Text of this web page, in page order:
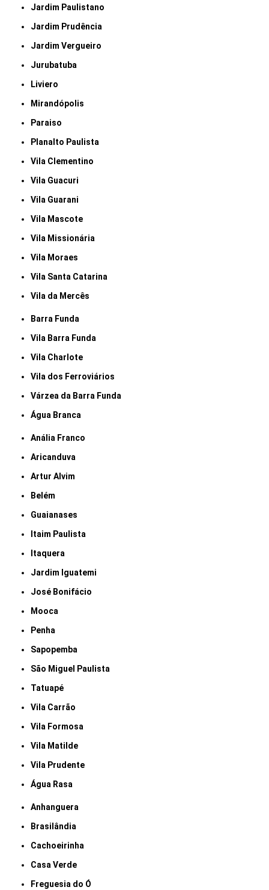
Jardim Paulistano
Jardim Prudência
Jardim Vergueiro
Jurubatuba
Liviero
Mirandópolis
Paraiso
Planalto Paulista
Vila Clementino
Vila Guacuri
Vila Guarani
Vila Mascote
Vila Missionária
Vila Moraes
Vila Santa Catarina
Vila da Mercês
Barra Funda
Vila Barra Funda
Vila Charlote
Vila dos Ferroviários
Várzea da Barra Funda
Água Branca
Anália Franco
Aricanduva
Artur Alvim
Belém
Guaianases
Itaim Paulista
Itaquera
Jardim Iguatemi
José Bonifácio
Mooca
Penha
Sapopemba
São Miguel Paulista
Tatuapé
Vila Carrão
Vila Formosa
Vila Matilde
Vila Prudente
Água Rasa
Anhanguera
Brasilândia
Cachoeirinha
Casa Verde
Freguesia do Ó